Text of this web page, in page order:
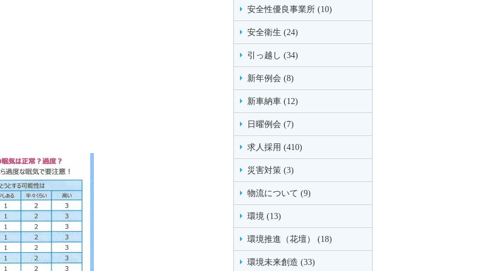
安全性優良事業所 (10)
安全衛生 (24)
引っ越し (34)
新年例会 (8)
新車納車 (12)
日曜例会 (7)
求人採用 (410)
災害対策 (3)
物流について (9)
環境 (13)
環境推進（花壇） (18)
環境未来創造 (33)